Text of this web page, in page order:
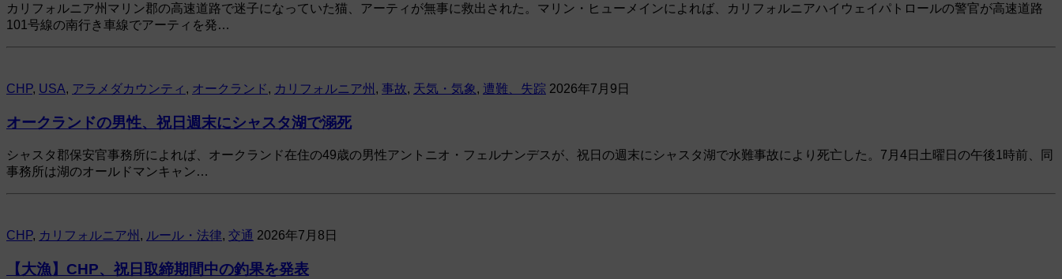
カリフォルニア州マリン郡の高速道路で迷子になっていた猫、アーティが無事に救出された。マリン・ヒューメインによれば、カリフォルニアハイウェイパトロールの警官が高速道路
101号線の南行き車線でアーティを発…
CHP, USA, アラメダカウンティ , オークランド, カリフォルニア州 , 事故, 天気・気象, 遭難、失踪 2026年7月9日
オークランドの男性、祝日週末にシャスタ湖で溺死
シャスタ郡保安官事務所によれば、オークランド在住の49歳の男性アントニオ・フェルナンデスが、祝日の週末にシャスタ湖で水難事故により死亡した。7月4日土曜日の午後1時前、同
事務所は湖のオールドマンキャン…
CHP, カリフォルニア州 , ルール・法律, 交通 2026年7月8日
【大漁】CHP、祝日取締期間中の釣果を発表